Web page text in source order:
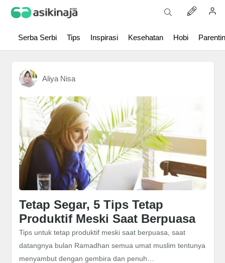
Serba Serbi Tips Inspirasi Kesehatan Hobi
Aliya Nisa
Tetap Segar, 5 Tips Tetap
Produktif Meski Saat Berpuasa
Tips untuk tetap produktif meski saat berpuasa, saat
datangnya bulan Ramadhan semua umat muslim tentunya
menyambut dengan gembira dan penuh…